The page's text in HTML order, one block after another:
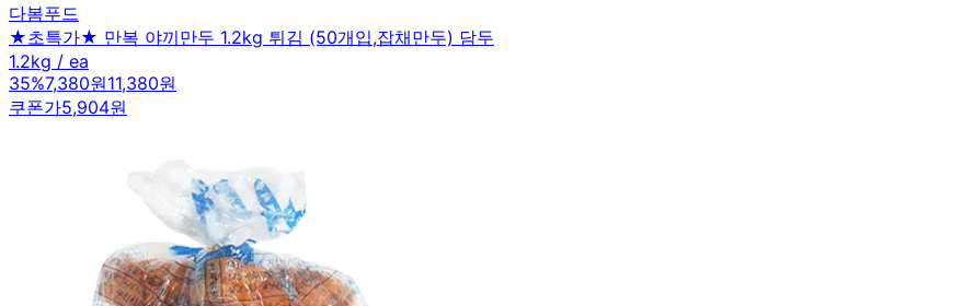
다봄푸드
★초특가★ 만복 야끼만두 1.2kg 튀김 (50개입,잡채만두) 담두
1.2kg / ea
35%7,380원11,380원
쿠폰가5,904원